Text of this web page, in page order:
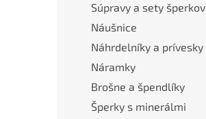
Súpravy a sety šperkov
Náušnice
Náhrdelníky a prívesky
Náramky
Brošne a špendlíky
Šperky s minerálmi